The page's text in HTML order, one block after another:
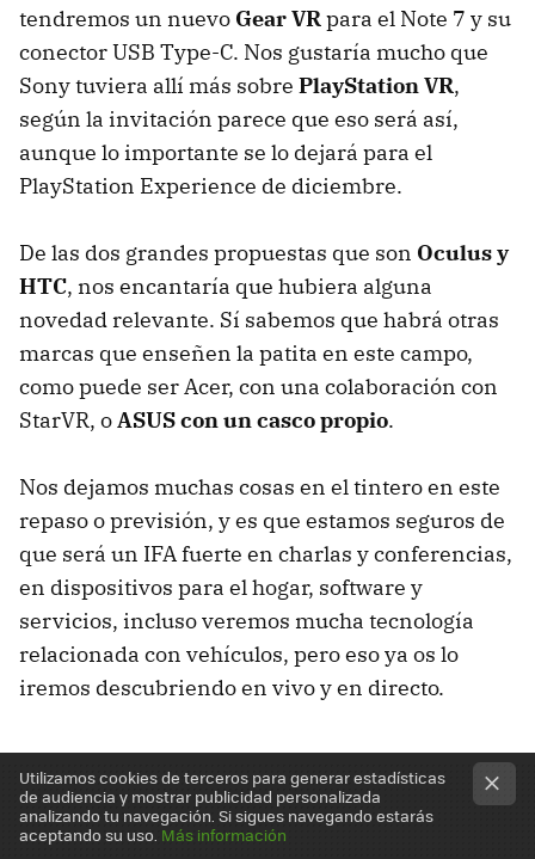
tendremos un nuevo Gear VRpara el Note 7 y su
conector USB Type-C. Nos gustaría mucho que
Sony tuviera allí más sobre PlayStation VR,
según la invitación parece que eso será así,
aunque lo importante se lo dejará para el
PlayStation Experience de diciembre.
De las dos grandes propuestas que son Oculus y
HTC, nos encantaría que hubiera alguna
novedad relevante. Sí sabemos que habrá otras
marcas que enseñen la patita en este campo,
como puede ser Acer, con una colaboración con
StarVR, oASUS con un casco propio.
Nos dejamos muchas cosas en el tintero en este
repaso o previsión, y es que estamos seguros de
que será un IFA fuerte en charlas y conferencias,
en dispositivos para el hogar, software y
servicios, incluso veremos mucha tecnología
relacionada con vehículos, pero eso ya os lo
iremos descubriendo en vivo y en directo.
Utilizamos cookies de terceros para generar estadísticas
de audiencia y mostrar publicidad personalizada
analizando tu navegación. Si sigues navegando estarás
aceptando su uso. Más información